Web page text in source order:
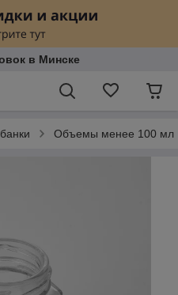
в Минске
Объемы менее 100 мл